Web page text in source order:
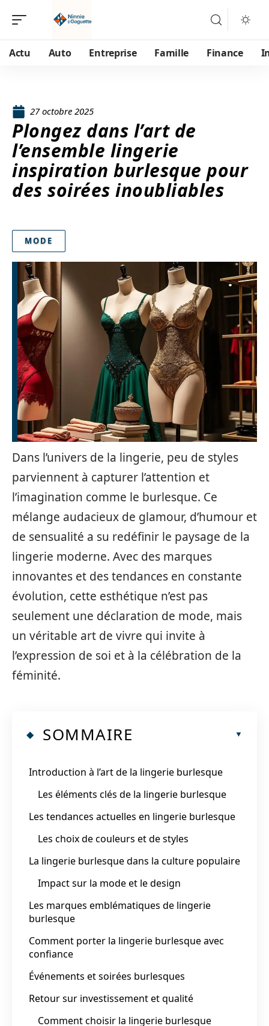
Actu Auto Entreprise Famille Finance
27 octobre 2025
Plongez dans l’art de
l’ensemble lingerie
inspiration burlesque pour
des soirées inoubliables
MODE
Dans l’univers de la lingerie, peu de styles
parviennent à capturer l’attention et
l’imagination comme le burlesque. Ce
mélange audacieux de glamour, d’humour et
de sensualité a su redéfinir le paysage de la
lingerie moderne. Avec des marques
innovantes et des tendances en constante
évolution, cette esthétique n’est pas
seulement une déclaration de mode, mais
un véritable art de vivre qui invite à
l’expression de soi et à la célébration de la
féminité.
SOMMAIRE
Introduction à l’art de la lingerie burlesque
Les éléments clés de la lingerie burlesque
Les tendances actuelles en lingerie burlesque
Les choix de couleurs et de styles
La lingerie burlesque dans la culture populaire
Impact sur la mode et le design
Les marques emblématiques de lingerie
burlesque
Comment porter la lingerie burlesque avec
confiance
Événements et soirées burlesques
Retour sur investissement et qualité
Comment choisir la lingerie burlesque